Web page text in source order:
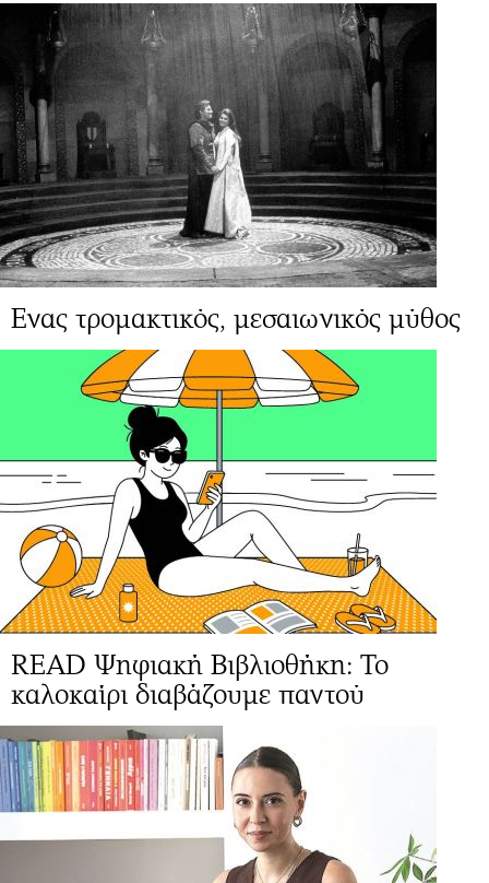
Ενας τρομακτικός, μεσαιωνικός μύθος
READ Ψηφιακή Βιβλιοθήκη: Το
καλοκαίρι διαβάζουμε παντού